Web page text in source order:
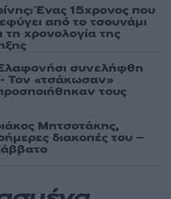
Ένας 15χρονος που
από το τσουνάμι
τη χρονολογία της
συνελήφθη
Τον «τσάκωσαν»
τους
Μητσοτάκης,
διακοπές του –